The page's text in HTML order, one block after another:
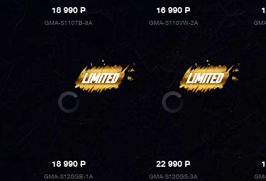
18 990P
GMA-S110TB-8A
16 990P
GMA-S110VW-2A
18 990P
GMA-S120GB-1A
22 990P
GMA-S120GS-3A